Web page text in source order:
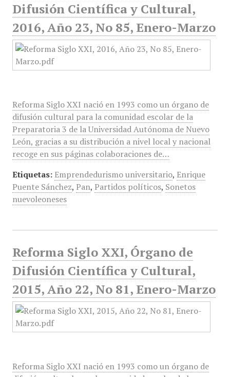
Difusión Científica y Cultural,
2016, Año 23, No 85, Enero-Marzo
Reforma Siglo XXI nació en 1993 como un órgano de
difusión cultural para la comunidad escolar de la
Preparatoria 3 de la Universidad Autónoma de Nuevo
León, gracias a su distribución a nivel local y nacional
recoge en sus páginas colaboraciones de…
Etiquetas: Emprendedurismo universitario, Enrique
Puente Sánchez, Pan, Partidos políticos, Sonetos
nuevoleoneses
Reforma Siglo XXI, Órgano de
Difusión Científica y Cultural,
2015, Año 22, No 81, Enero-Marzo
Reforma Siglo XXI nació en 1993 como un órgano de